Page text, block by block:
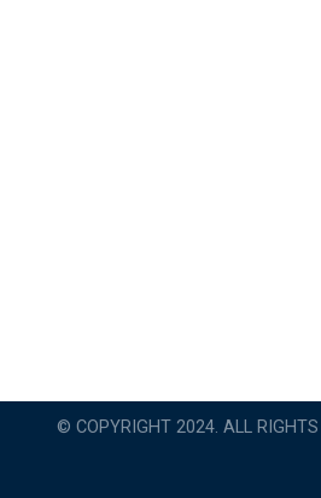
© COPYRIGHT 2024. ALL RIGHTS